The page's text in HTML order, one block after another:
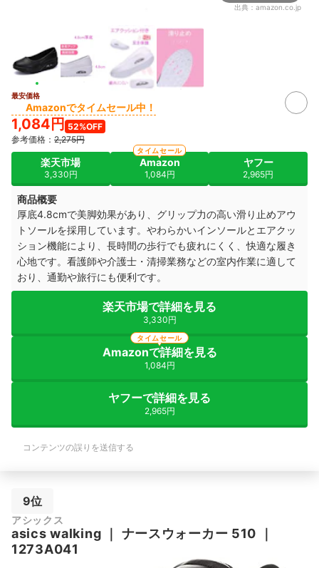
出典： amazon.co.jp
最安価格
Amazonでタイムセール中！
1,084円 52%OFF
参考価格： 2,275円
楽天市場
3,330円
Amazon
1,084円
タイムセール
ヤフー
2,965円
商品概要
厚底4.8cmで美脚効果があり、グリップ力の高い滑り止めアウ
トソールを採用しています。やわらかいインソールとエアクッ
ション機能により、長時間の歩行でも疲れにくく、快適な履き
心地です。看護師や介護士・清掃業務などの室内作業に適して
おり、通勤や旅行にも便利です。
楽天市場で詳細を見る
3,330円
Amazonで詳細を見る
1,084円
タイムセール
ヤフーで詳細を見る
2,965円
コンテンツの誤りを送信する
9位
アシックス
asics walking ｜ ナースウォーカー 510 ｜
1273A041